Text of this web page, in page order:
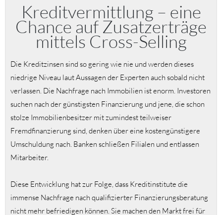
Kreditvermittlung – eine
Chance auf Zusatzerträge
mittels Cross-Selling
Die Kreditzinsen sind so gering wie nie und werden dieses
niedrige Niveau laut Aussagen der Experten auch sobald nicht
verlassen. Die Nachfrage nach Immobilien ist enorm. Investoren
suchen nach der günstigsten Finanzierung und jene, die schon
stolze Immobilienbesitzer mit zumindest teilweiser
Fremdfinanzierung sind, denken über eine kostengünstigere
Umschuldung nach. Banken schließen Filialen und entlassen
Mitarbeiter.
Diese Entwicklung hat zur Folge, dass Kreditinstitute die
immense Nachfrage nach qualifizierter Finanzierungsberatung
nicht mehr befriedigen können. Sie machen den Markt frei für